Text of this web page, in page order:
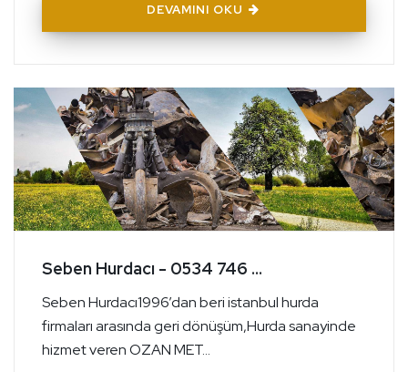
DEVAMINI OKU
Seben Hurdacı - 0534 746 ...
Seben Hurdacı1996’dan beri istanbul hurda
firmaları arasında geri dönüşüm,Hurda sanayinde
hizmet veren OZAN MET...